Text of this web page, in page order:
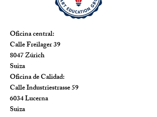
Oficina central:
Calle Freilager 39
8047 Zúrich
Suiza
Oficina de Calidad:
Calle Industriestrasse 59
6034 Lucerna
Suiza